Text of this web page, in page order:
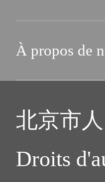
À propos de
北京市
Droits